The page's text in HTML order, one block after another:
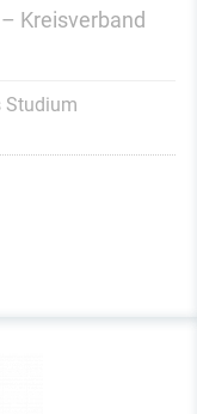
Kreisverband
Studium